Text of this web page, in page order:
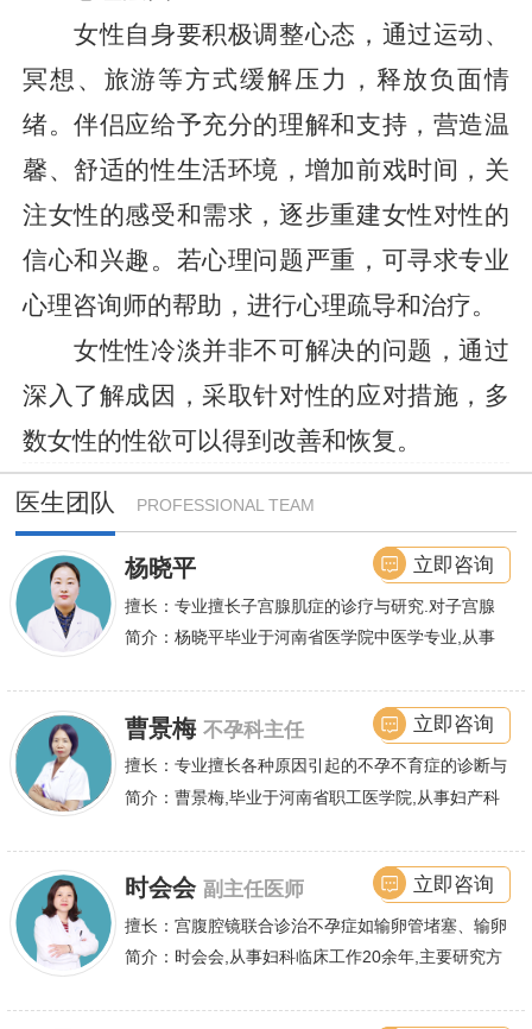
女性自身要积极调整心态，通过运动、
冥想、旅游等方式缓解压力，释放负面情
绪。伴侣应给予充分的理解和支持，营造温
馨、舒适的性生活环境，增加前戏时间，关
注女性的感受和需求，逐步重建女性对性的
信心和兴趣。若心理问题严重，可寻求专业
心理咨询师的帮助，进行心理疏导和治疗。
女性性冷淡并非不可解决的问题，通过
深入了解成因，采取针对性的应对措施，多
数女性的性欲可以得到改善和恢复。
医生团队 PROFESSIONAL TEAM
杨晓平
擅长：专业擅长子宫腺肌症的诊疗与研究.对子宫腺
肌症的保守及手术治疗有丰富的经验.
简介：杨晓平毕业于河南省医学院中医学专业,从事
立即咨询
曹景梅 不孕科主任
擅长：专业擅长各种原因引起的不孕不育症的诊断与
治疗,如多囊卵巢,输卵管堵塞、粘连,输卵管复通,输卵
简介：曹景梅,毕业于河南省职工医学院,从事妇产科
立即咨询
时会会 副主任医师
擅长：宫腹腔镜联合诊治不孕症如输卵管堵塞、输卵
管不通、输卵管积水、粘连等输卵管性不孕、多囊卵
子宫腺肌症、子宫肌瘤、子宫脱垂、尿失禁等也有丰
简介：时会会,从事妇科临床工作20余年,主要研究方
立即咨询